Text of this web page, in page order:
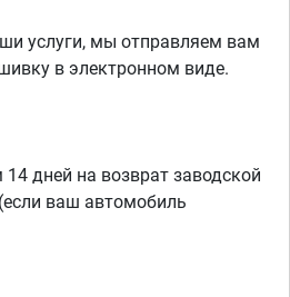
услуги, мы отправляем вам
в электронном виде.
дней на возврат заводской
ваш автомобиль